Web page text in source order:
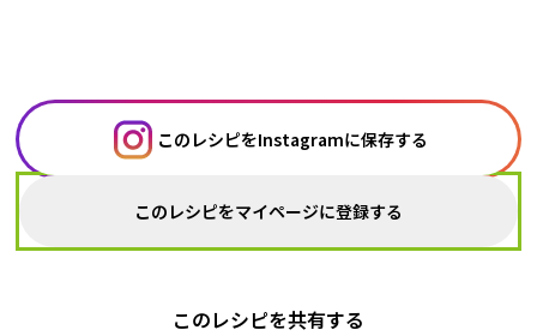
このレシピをInstagramに保存する
このレシピをマイページに登録する
このレシピを共有する